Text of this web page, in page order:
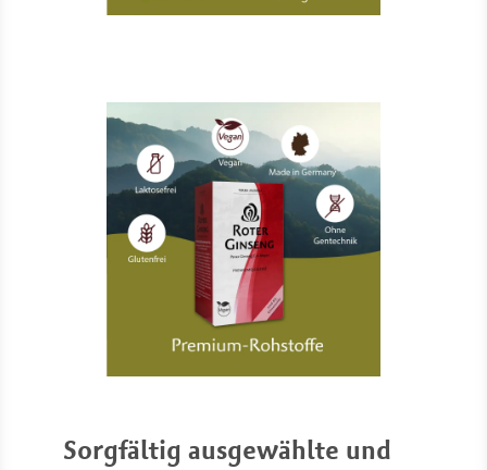
Sorgfältig ausgewählte und